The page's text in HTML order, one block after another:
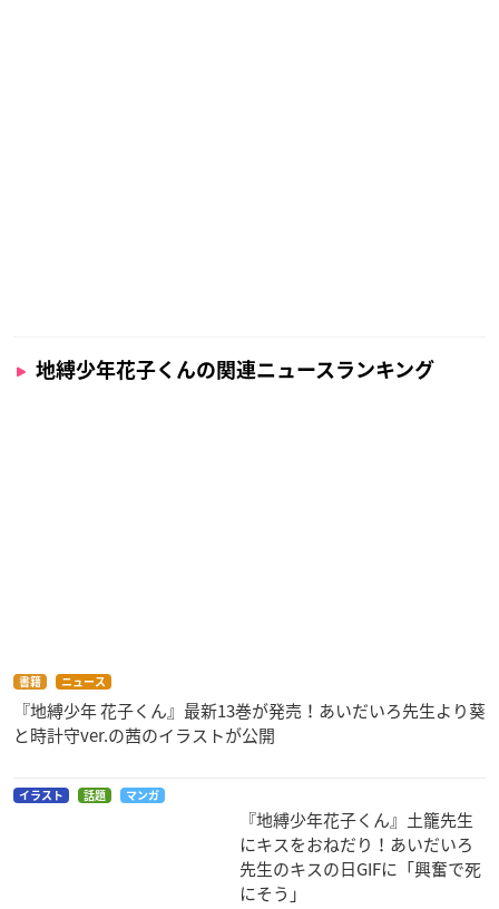
地縛少年花子くんの関連ニュースランキング
書籍 ニュース
『地縛少年 花子くん』最新13巻が発売！あいだいろ先生より葵
と時計守ver.の茜のイラストが公開
イラスト 話題 マンガ
『地縛少年花子くん』土籠先生
にキスをおねだり！あいだいろ
先生のキスの日GIFに「興奮で死
にそう」